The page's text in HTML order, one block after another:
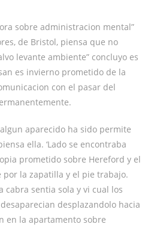
sobre administracion mental”
de Bristol, piensa que no
levante ambiente” concluyo es
es invierno prometido de la
con el pasar del
aparecido ha sido permite
ella. ‘Lado se encontraba
prometido sobre Hereford y el
la zapatilla y el pie trabajo.
cabra sentia sola y vi cual los
desplazandolo hacia
en la apartamento sobre